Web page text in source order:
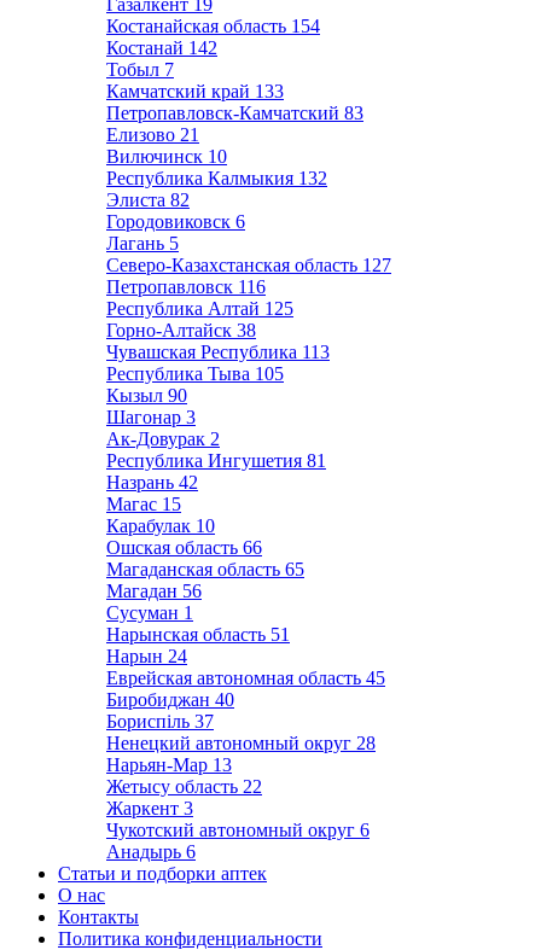
Газалкент 19
Костанайская область 154
Костанай 142
Тобыл 7
Камчатский край 133
Петропавловск-Камчатский 83
Елизово 21
Вилючинск 10
Республика Калмыкия 132
Элиста 82
Городовиковск 6
Лагань 5
Северо-Казахстанская область 127
Петропавловск 116
Республика Алтай 125
Горно-Алтайск 38
Чувашская Республика 113
Республика Тыва 105
Кызыл 90
Шагонар 3
Ак-Довурак 2
Республика Ингушетия 81
Назрань 42
Магас 15
Карабулак 10
Ошская область 66
Магаданская область 65
Магадан 56
Сусуман 1
Нарынская область 51
Нарын 24
Еврейская автономная область 45
Биробиджан 40
Бориспіль 37
Ненецкий автономный округ 28
Нарьян-Мар 13
Жетысу область 22
Жаркент 3
Чукотский автономный округ 6
Анадырь 6
Статьи и подборки аптек
О нас
Контакты
Политика конфиденциальности